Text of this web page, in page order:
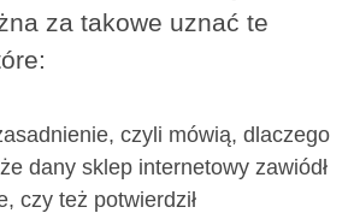
za takowe uznać te
czyli mówią, dlaczego
dany sklep internetowy zawiódł
czy też potwierdził